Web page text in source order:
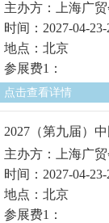
主办方：上海广
时间：2027-04-23-
地点：北京
参展费1：
点击查看详情
2027（第九届）
主办方：上海广
时间：2027-04-23-
地点：北京
参展费1：